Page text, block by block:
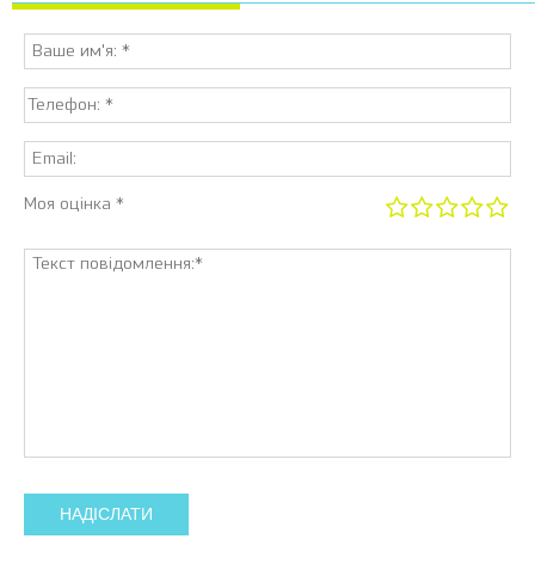
Моя оцінка *
НАДІСЛАТИ